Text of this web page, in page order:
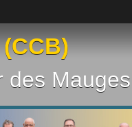
des Mauges